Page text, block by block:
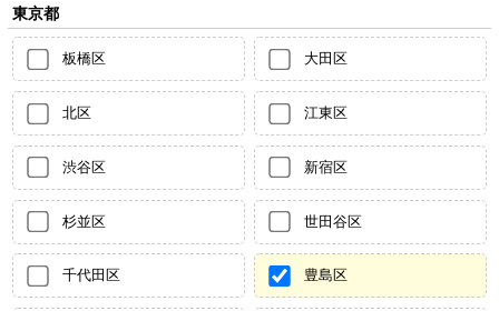
東京都
板橋区 大田区
北区 江東区
渋谷区 新宿区
杉並区 世田谷区
千代田区 豊島区